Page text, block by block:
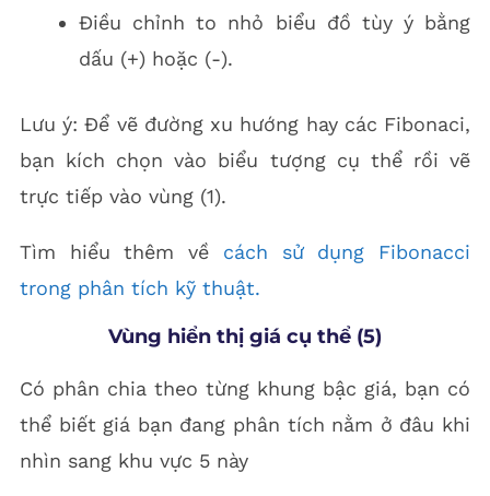
Điều chỉnh to nhỏ biểu đồ tùy ý bằng
dấu (+) hoặc (-).
Lưu ý: Để vẽ đường xu hướng hay các Fibonaci,
bạn kích chọn vào biểu tượng cụ thể rồi vẽ
trực tiếp vào vùng (1).
Tìm hiểu thêm về cách sử dụng Fibonacci
trong phân tích kỹ thuật.
Vùng hiển thị giá cụ thể (5)
Có phân chia theo từng khung bậc giá, bạn có
thể biết giá bạn đang phân tích nằm ở đâu khi
nhìn sang khu vực 5 này